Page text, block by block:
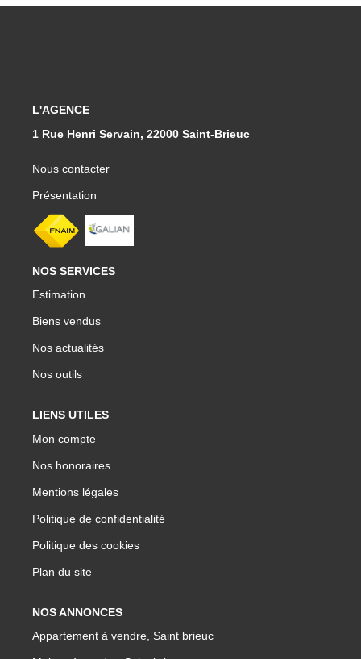
L'AGENCE
1 Rue Henri Servain, 22000 Saint-Brieuc
Nous contacter
Présentation
NOS SERVICES
Estimation
Biens vendus
Nos actualités
Nos outils
LIENS UTILES
Mon compte
Nos honoraires
Mentions légales
Politique de confidentialité
Politique des cookies
Plan du site
NOS ANNONCES
Appartement à vendre, Saint brieuc